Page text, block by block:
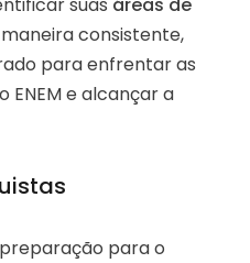
consistente,
para enfrentar as
ENEM e alcançar a
para o